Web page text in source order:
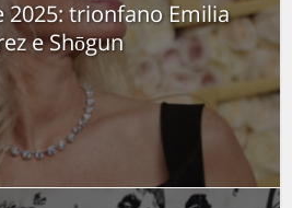
2025: trionfano Emilia
e Shōgun